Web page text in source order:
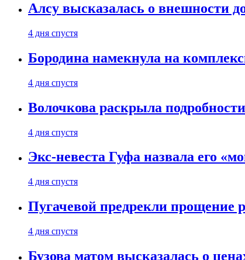
Алсу высказалась о внешности
4 дня спустя
Бородина намекнула на
4 дня спустя
Волочкова раскрыла
4 дня спустя
Экс-невеста Гуфа назвала его
4 дня спустя
Пугачевой предрекли прощение
4 дня спустя
Бузова матом высказалась о